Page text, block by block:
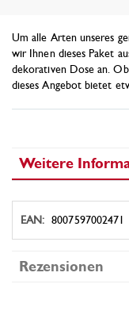
Um alle Arten unseres
wir Ihnen dieses Paket
dekorativen Dose an.
dieses Angebot bietet
Weitere
8007597002471
Rezensionen